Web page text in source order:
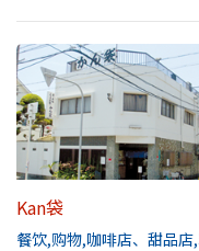
Kan袋
餐饮 购物 咖啡店、甜品店